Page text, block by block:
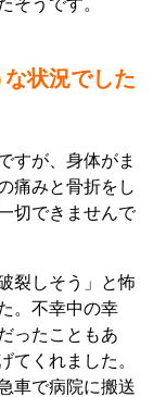
そうです。
状況でした
すが、身体がま
痛みと骨折をし
切できませんで
裂しそう」と怖
。不幸中の幸
ったこともあ
てくれました。
車で病院に搬送